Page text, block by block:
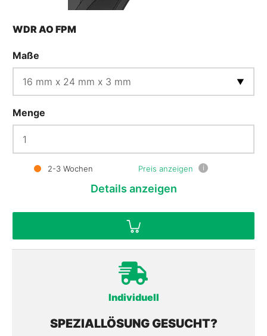
WDR AO FPM
Maße
Menge
Preis anzeigen i
2-3 Wochen
Details anzeigen
Individuell
SPEZIALLÖSUNG GESUCHT?